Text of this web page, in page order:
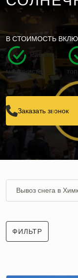
В СТОИМОСТЬ
Работа
машиниста
Заказать звонок
Вывоз снега в
Вывоз снега в
ФИЛЬТР